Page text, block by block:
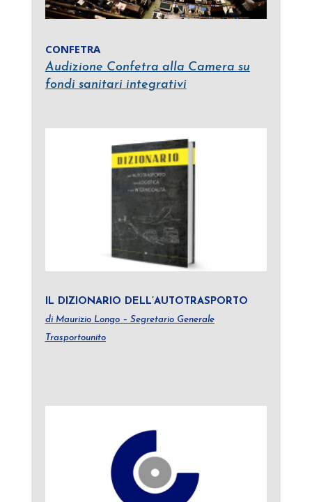
CONFETRA
Audizione Confetra alla Camera su
fondi sanitari integrativi
IL DIZIONARIO DELL’AUTOTRASPORTO
di Maurizio Longo – Segretario Generale
Trasportounito